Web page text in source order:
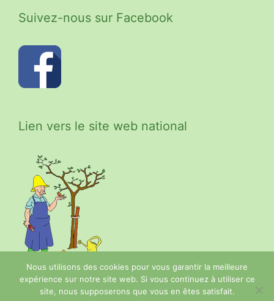
Suivez-nous sur Facebook
Lien vers le site web national
Nous utilisons des cookies pour vous garantir la meilleure
expérience sur notre site web. Si vous continuez à utiliser ce
site, nous supposerons que vous en êtes satisfait.